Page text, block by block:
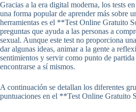
Gracias a la era digital moderna, los tests
una forma popular de aprender más sobre
herramientas es el **Test Online Gratuito
preguntas que ayuda a las personas a
sexual. Aunque este test no proporciona
dar algunas ideas, animar a la gente a
sentimientos y servir como punto de
encontrarse a sí mismos.
A continuación se detallan los diferentes
puntuaciones en el **Test Online Gratuito